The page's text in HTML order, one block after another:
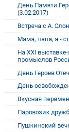
День Памяти
(3.02.2017)
Встреча с А.
Мама, папа, я -
На XXI
промыслов
День Героев
День
Вкусная
Паровозик
Пушкинский